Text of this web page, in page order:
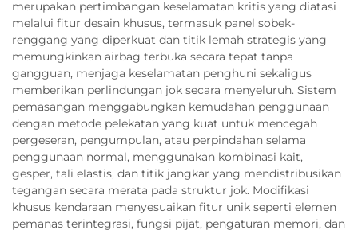
merupakan pertimbangan keselamatan kritis yang diatasi
melalui fitur desain khusus, termasuk panel sobek-
renggang yang diperkuat dan titik lemah strategis yang
memungkinkan airbag terbuka secara tepat tanpa
gangguan, menjaga keselamatan penghuni sekaligus
memberikan perlindungan jok secara menyeluruh. Sistem
pemasangan menggabungkan kemudahan penggunaan
dengan metode pelekatan yang kuat untuk mencegah
pergeseran, pengumpulan, atau perpindahan selama
penggunaan normal, menggunakan kombinasi kait,
gesper, tali elastis, dan titik jangkar yang mendistribusikan
tegangan secara merata pada struktur jok. Modifikasi
khusus kendaraan menyesuaikan fitur unik seperti elemen
pemanas terintegrasi, fungsi pijat, pengaturan memori, dan